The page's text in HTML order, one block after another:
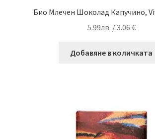
Био Млечен Шоколад Капучино,
5.99лв. / 3.06 €
Добавяне в количката